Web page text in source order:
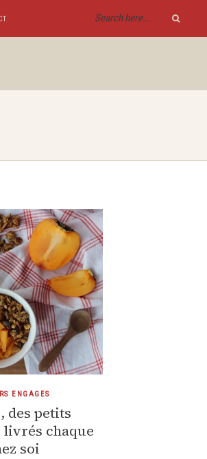
ENGAGES
des petits
livrés chaque
soi